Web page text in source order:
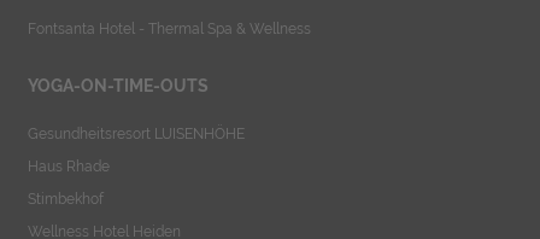
Fontsanta Hotel - Thermal Spa & Wellness
YOGA-ON-TIME-OUTS
Gesundheitsresort LUISENHÖHE
Haus Rhade
Stimbekhof
Wellness Hotel Heiden